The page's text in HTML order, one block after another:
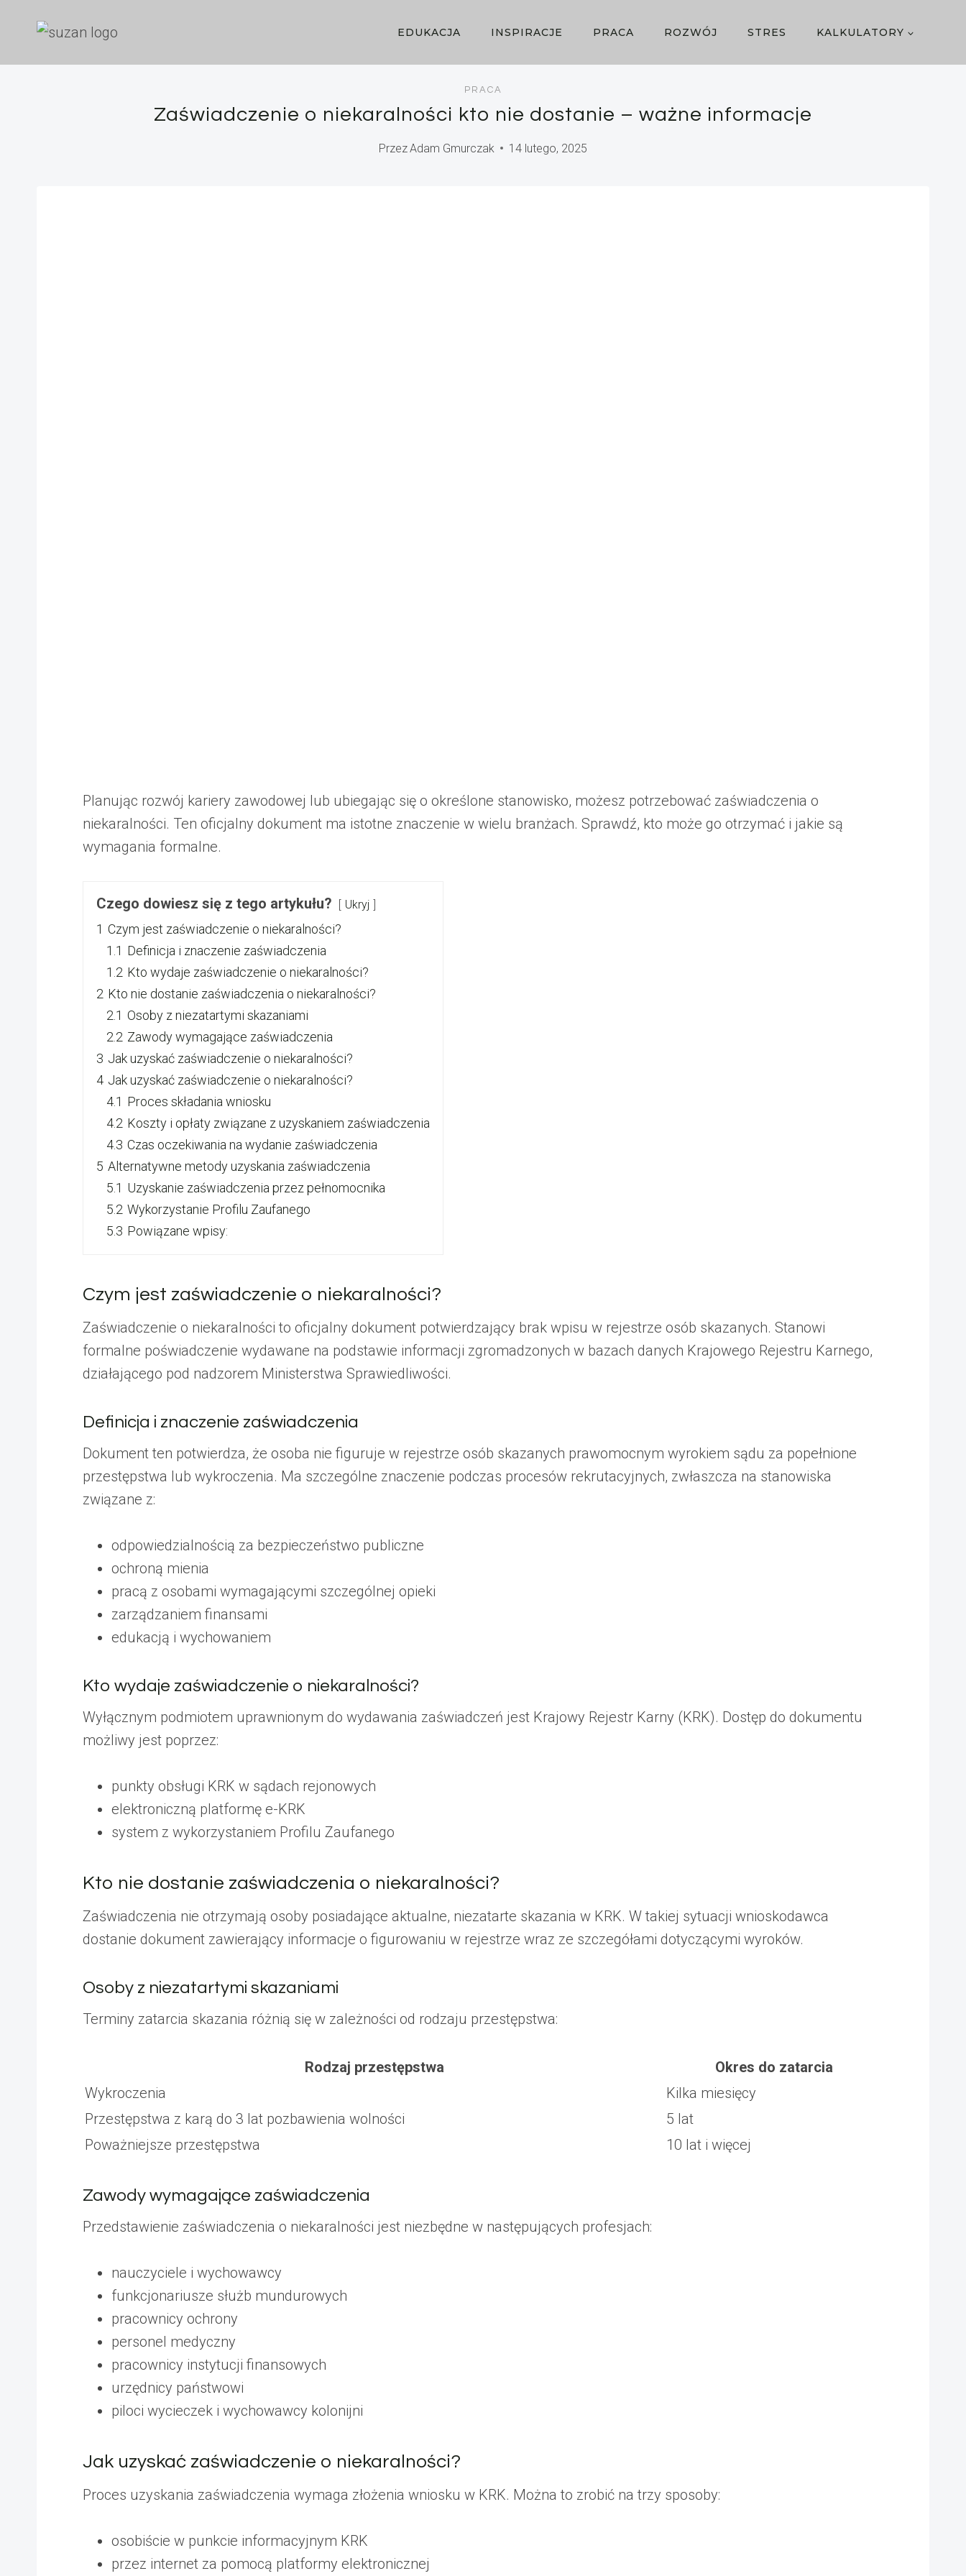
EDUKACJA INSPIRACJE PRACA ROZWÓJ STRES KALKULATORY
PRACA
Zaświadczenie o niekaralności kto nie dostanie – ważne informacje
PrzezAdam Gmurczak 14 lutego, 2025
Planując rozwój kariery zawodowej lub ubiegając się o określone stanowisko, możesz potrzebować zaświadczenia o
niekaralności. Ten oficjalny dokument ma istotne znaczenie w wielu branżach. Sprawdź, kto może go otrzymać i jakie są
wymagania formalne.
Czego dowiesz się z tego artykułu? Ukryj
1 Czym jest zaświadczenie o niekaralności?
1.1 Definicja i znaczenie zaświadczenia
1.2 Kto wydaje zaświadczenie o niekaralności?
2 Kto nie dostanie zaświadczenia o niekaralności?
2.1 Osoby z niezatartymi skazaniami
2.2 Zawody wymagające zaświadczenia
3 Jak uzyskać zaświadczenie o niekaralności?
4 Jak uzyskać zaświadczenie o niekaralności?
4.1 Proces składania wniosku
4.2 Koszty i opłaty związane z uzyskaniem zaświadczenia
4.3 Czas oczekiwania na wydanie zaświadczenia
5 Alternatywne metody uzyskania zaświadczenia
5.1 Uzyskanie zaświadczenia przez pełnomocnika
5.2 Wykorzystanie Profilu Zaufanego
5.3 Powiązane wpisy:
Czym jest zaświadczenie o niekaralności?
Zaświadczenie o niekaralności to oficjalny dokument potwierdzający brak wpisu w rejestrze osób skazanych. Stanowi
formalne poświadczenie wydawane na podstawie informacji zgromadzonych w bazach danych Krajowego Rejestru Karnego,
działającego pod nadzorem Ministerstwa Sprawiedliwości.
Definicja i znaczenie zaświadczenia
Dokument ten potwierdza, że osoba nie figuruje w rejestrze osób skazanych prawomocnym wyrokiem sądu za popełnione
przestępstwa lub wykroczenia. Ma szczególne znaczenie podczas procesów rekrutacyjnych, zwłaszcza na stanowiska
związane z:
odpowiedzialnością za bezpieczeństwo publiczne
ochroną mienia
pracą z osobami wymagającymi szczególnej opieki
zarządzaniem finansami
edukacją i wychowaniem
Kto wydaje zaświadczenie o niekaralności?
Wyłącznym podmiotem uprawnionym do wydawania zaświadczeń jest Krajowy Rejestr Karny (KRK). Dostęp do dokumentu
możliwy jest poprzez:
punkty obsługi KRK w sądach rejonowych
elektroniczną platformę e-KRK
system z wykorzystaniem Profilu Zaufanego
Kto nie dostanie zaświadczenia o niekaralności?
Zaświadczenia nie otrzymają osoby posiadające aktualne, niezatarte skazania w KRK. W takiej sytuacji wnioskodawca
dostanie dokument zawierający informacje o figurowaniu w rejestrze wraz ze szczegółami dotyczącymi wyroków.
Osoby z niezatartymi skazaniami
Terminy zatarcia skazania różnią się w zależności od rodzaju przestępstwa:
Rodzaj przestępstwa
Okres do zatarcia
Wykroczenia
Kilka miesięcy
Przestępstwa z karą do 3 lat pozbawienia wolności
5 lat
Poważniejsze przestępstwa
10 lat i więcej
Zawody wymagające zaświadczenia
Przedstawienie zaświadczenia o niekaralności jest niezbędne w następujących profesjach:
nauczyciele i wychowawcy
funkcjonariusze służb mundurowych
pracownicy ochrony
personel medyczny
pracownicy instytucji finansowych
urzędnicy państwowi
piloci wycieczek i wychowawcy kolonijni
Jak uzyskać zaświadczenie o niekaralności?
Proces uzyskania zaświadczenia wymaga złożenia wniosku w KRK. Można to zrobić na trzy sposoby:
osobiście w punkcie informacyjnym KRK
przez internet za pomocą platformy elektronicznej